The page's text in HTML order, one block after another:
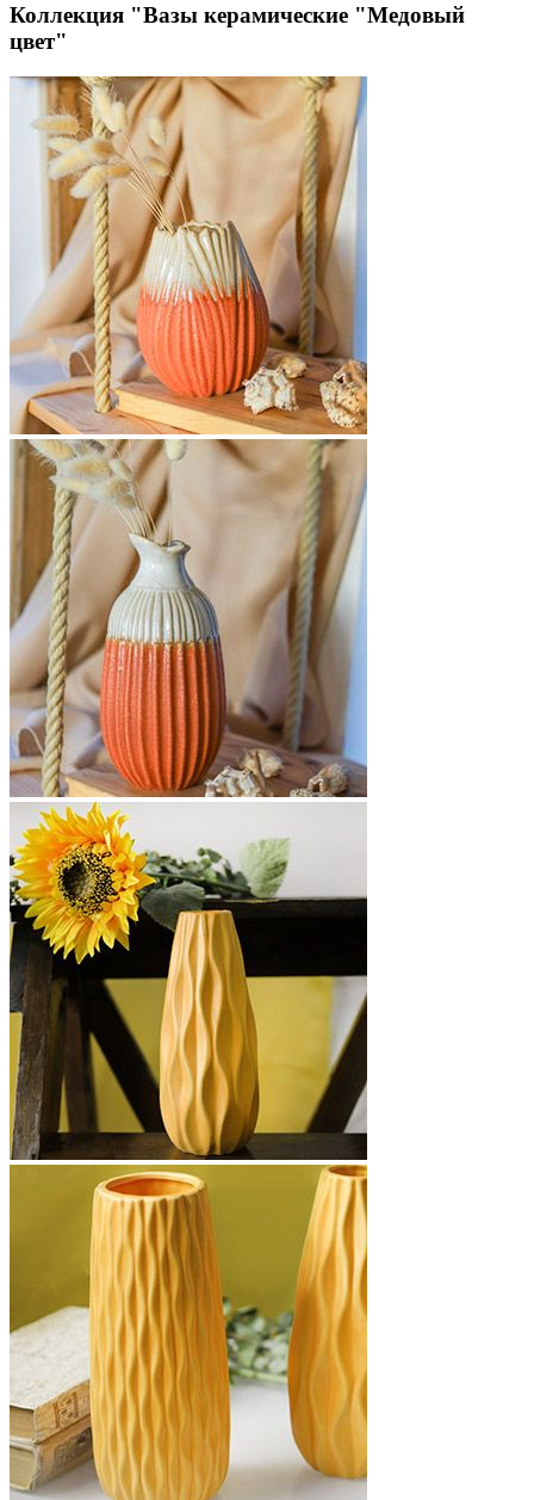
Коллекция "Вазы керамические "Медовый
цвет"